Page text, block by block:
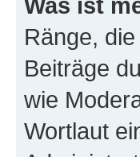
Ränge,
Beiträge
wie
Wortlaut